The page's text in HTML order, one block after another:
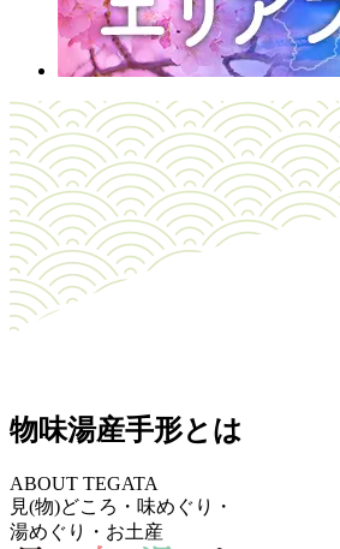
物味湯産手形とは
ABOUT TEGATA
見(物)どころ ・ 味めぐり
・
湯めぐり
・ お土産